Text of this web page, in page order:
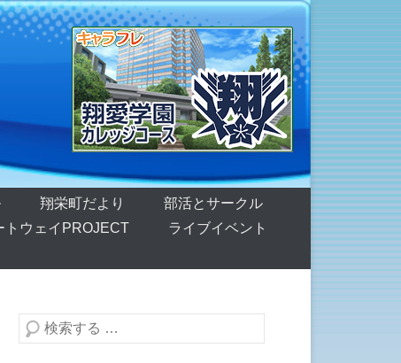
翔栄町だより
部活とサークル
トウェイPROJECT
ライブイベント
検索する